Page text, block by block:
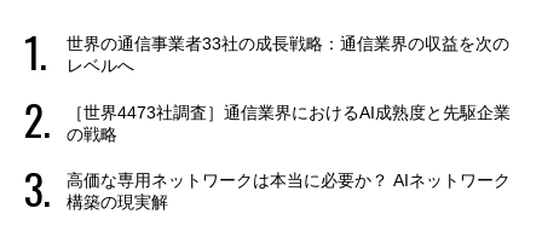
世界の通信事業者33社の成長戦略：通信業界の収益を次の
レベルへ
［世界4473社調査］通信業界におけるAI成熟度と先駆企業
の戦略
高価な専用ネットワークは本当に必要か？ AIネットワーク
構築の現実解